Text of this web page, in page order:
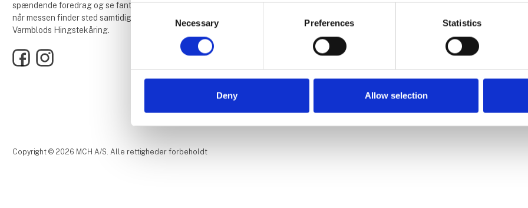
Consent
Selection
Necessary Preferences Statistics
Deny Allow selection
spændende foredrag og se fantastisk ridning,
når messen finder sted samtidig med Dansk
Varmblods Hingstekåring.
FacebookInstagram
Besøg os
Torsdag 11. marts
Fredag 12. marts
kl.
Lørdag 13. marts
kl.
Copyright © 2026 MCH A/S. Alle rettigheder forbeholdt